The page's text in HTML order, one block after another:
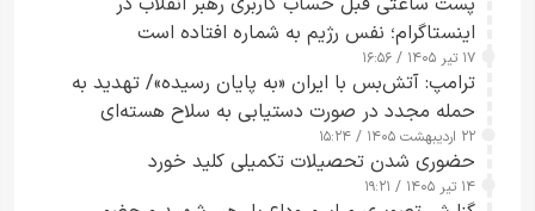
اینستاگرام؛ نفس رژیم به شماره افتاده است​
۱۷ تیر ۱۴۰۵ / ۱۶:۵۶
ترامپ: آتش‌بس با ایران «به پایان رسیده»/ تهدید به
حمله مجدد در صورت دستیابی به سلاح هسته‌ای
۲۲ اردیبهشت ۱۴۰۵ / ۱۵:۲۴
حضوری شدن تحصیلات تکمیلی کلید خورد
۱۴ تیر ۱۴۰۵ / ۱۹:۲۱